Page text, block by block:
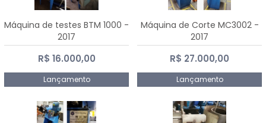
Máquina de testes BTM 1000 -
2017
R$ 16.000,00
Lançamento
Máquina de Corte MC3002 -
2017
R$ 27.000,00
Lançamento